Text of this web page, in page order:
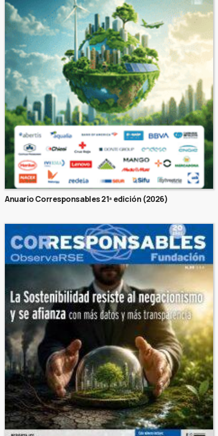
Anuario Corresponsables 21ª edición (2026)